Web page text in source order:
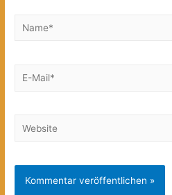
Name*
E-
Website